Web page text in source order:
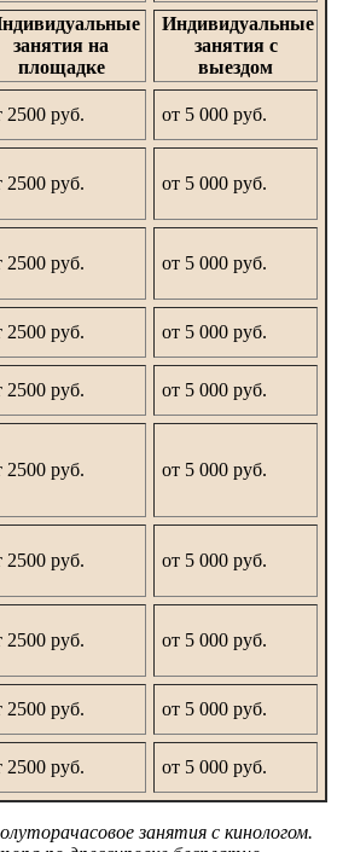
занятия на
площадке
Индивидуальные
занятия с
выездом
2500 руб. от 5 000 руб.
2500 руб. от 5 000 руб.
2500 руб. от 5 000 руб.
2500 руб. от 5 000 руб.
2500 руб. от 5 000 руб.
2500 руб. от 5 000 руб.
2500 руб. от 5 000 руб.
2500 руб. от 5 000 руб.
2500 руб. от 5 000 руб.
2500 руб. от 5 000 руб.
занятия с кинологом.